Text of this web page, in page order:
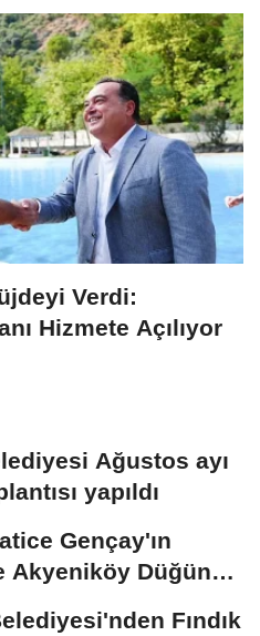
Verdi:
Hizmete Açılıyor
Ağustos ayı
yapıldı
Gençay'ın
Akyeniköy Düğün
Fındık